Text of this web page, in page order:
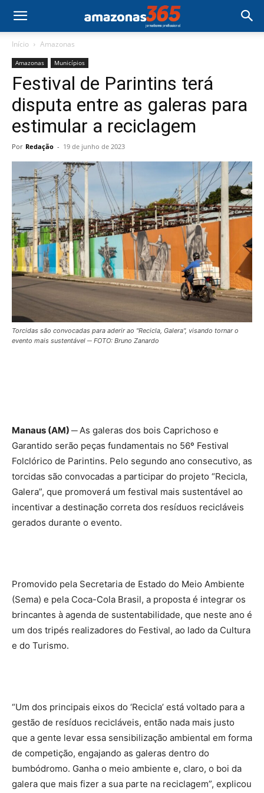
Início Amazonas
Amazonas Municípios
Festival de Parintins terá
disputa entre as galeras para
estimular a reciclagem
Por Redação - 19 de junho de 2023
Torcidas são convocadas para aderir ao "Recicla, Galera", visando tornar o
evento mais sustentável ─ FOTO: Bruno Zanardo
Manaus (AM) ─As galeras dos bois Caprichoso e
Garantido serão peças fundamentais no 56º Festival
Folclórico de Parintins. Pelo segundo ano consecutivo, as
torcidas são convocadas a participar do projeto “Recicla,
Galera”, que promoverá um festival mais sustentável ao
incentivar a destinação correta dos resíduos recicláveis
gerados durante o evento.
Promovido pela Secretaria de Estado do Meio Ambiente
(Sema) e pela Coca-Cola Brasil, a proposta é integrar os
brincantes à agenda de sustentabilidade, que neste ano é
um dos tripés realizadores do Festival, ao lado da Cultura
e do Turismo.
“Um dos principais eixos do ‘Recicla’ está voltado para a
gestão de resíduos recicláveis, então nada mais justo
que a gente levar essa sensibilização ambiental em forma
de competição, engajando as galeras dentro do
bumbódromo. Ganha o meio ambiente e, claro, o boi da
galera que mais fizer a sua parte na reciclagem”, explicou